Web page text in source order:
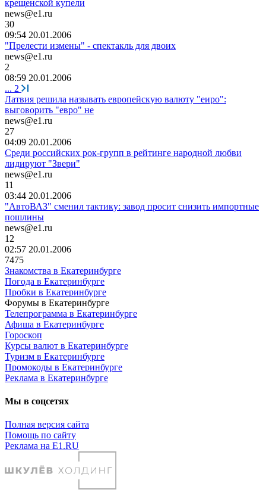
крещенской купели
news@e1.ru
30
09:54 20.01.2006
"Прелести измены" - спектакль для двоих
news@e1.ru
2
08:59 20.01.2006
... 2
Латвия решила называть европейскую валюту "еиро":
выговорить "евро" не
news@e1.ru
27
04:09 20.01.2006
Среди российских рок-групп в рейтинге народной любви
лидируют "Звери"
news@e1.ru
11
03:44 20.01.2006
"АвтоВАЗ" сменил тактику: завод просит снизить импортные
пошлины
news@e1.ru
12
02:57 20.01.2006
7475
Знакомства в Екатеринбурге
Погода в Екатеринбурге
Пробки в Екатеринбурге
Форумы в Екатеринбурге
Телепрограмма в Екатеринбурге
Афиша в Екатеринбурге
Гороскоп
Курсы валют в Екатеринбурге
Туризм в Екатеринбурге
Промокоды в Екатеринбурге
Реклама в Екатеринбурге
Мы в соцсетях
Полная версия сайта
Помощь по сайту
Реклама на E1.RU